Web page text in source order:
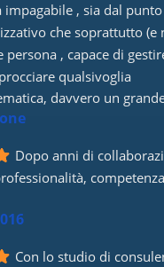
impagabile , sia dal
che soprattutto (e
persona , capace di
qualsivoglia
davvero un
Dopo anni di
Con lo studio di